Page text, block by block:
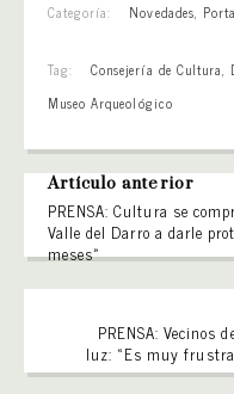
Categoría: Novedades,
Tag: Consejería de Cultura,
Museo Arqueológico
Artículo anterior
PRENSA: Cultura se
Valle del Darro a darle
meses»
PRENSA: Vecinos
luz: «Es muy